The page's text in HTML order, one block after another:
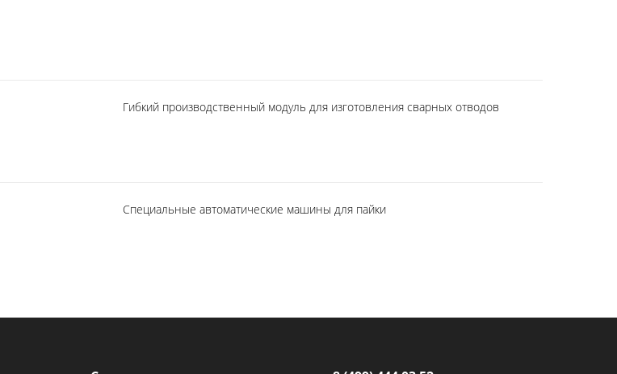
Гибкий производственный модуль для изготовления сварных отводов
Специальные автоматические машины для пайки